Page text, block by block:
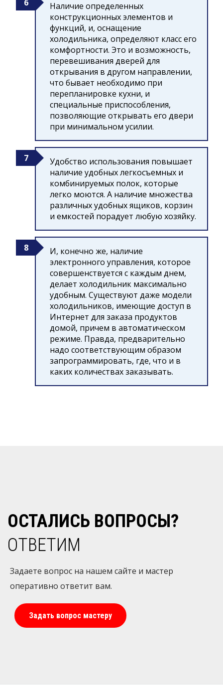
Наличие определенных
конструкционных элементов и
функций, и, оснащение
холодильника, определяют класс его
комфортности. Это и возможность,
перевешивания дверей для
открывания в другом направлении,
что бывает необходимо при
перепланировке кухни, и
специальные приспособления,
позволяющие открывать его двери
при минимальном усилии.
Удобство использования повышает
наличие удобных легкосъемных и
комбинируемых полок, которые
легко моются. А наличие множества
различных удобных ящиков, корзин
и емкостей порадует любую хозяйку.
И, конечно же, наличие
электронного управления, которое
совершенствуется с каждым днем,
делает холодильник максимально
удобным. Существуют даже модели
холодильников, имеющие доступ в
Интернет для заказа продуктов
домой, причем в автоматическом
режиме. Правда, предварительно
надо соответствующим образом
запрограммировать, где, что и в
каких количествах заказывать.
ОСТАЛИСЬ ВОПРОСЫ?
ОТВЕТИМ
Задаете вопрос на нашем сайте и мастер
оперативно ответит вам.
Задать вопрос мастеру